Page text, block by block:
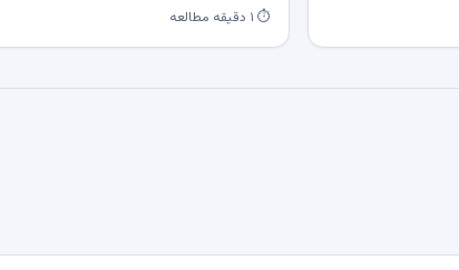
⏱ ۱ دقیقه مطالعه